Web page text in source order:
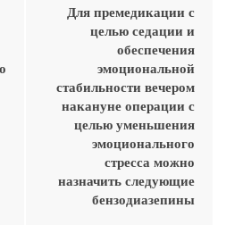
Для премедикации с
целью седации и
обеспечения
эмоциональной
стабильности вечером
накануне операции с
целью уменьшения
эмоционального
стресса можно
назначить следующие
бензодиазепины